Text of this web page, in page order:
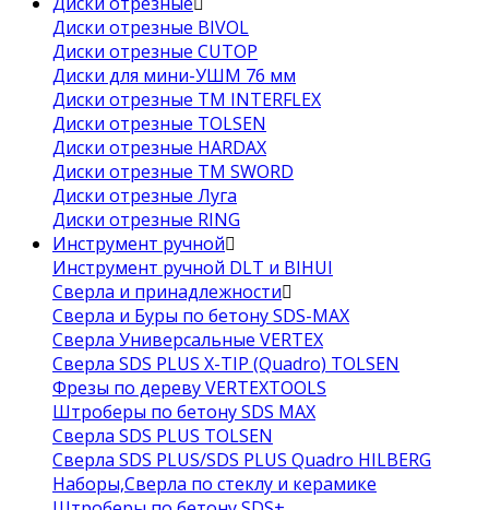
Диски отрезные BIVOL
Диски отрезные CUTOP
Диски для мини-УШМ 76 мм
Диски отрезные ТМ INTERFLEX
Диски отрезные TOLSEN
Диски отрезные HARDAX
Диски отрезные ТМ SWORD
Диски отрезные Луга
Диски отрезные RING
Инструмент ручной
Инструмент ручной DLT и BIHUI
Сверла и принадлежности
Сверла и Буры по бетону SDS-MAX
Сверла Универсальные VERTEX
Сверла SDS PLUS X-TIP (Quadro) TOLSEN
Фрезы по дереву VERTEXTOOLS
Штроберы по бетону SDS MAX
Сверла SDS PLUS TOLSEN
Сверла SDS PLUS/SDS PLUS Quadro HILBERG
Наборы,Сверла по стеклу и керамике